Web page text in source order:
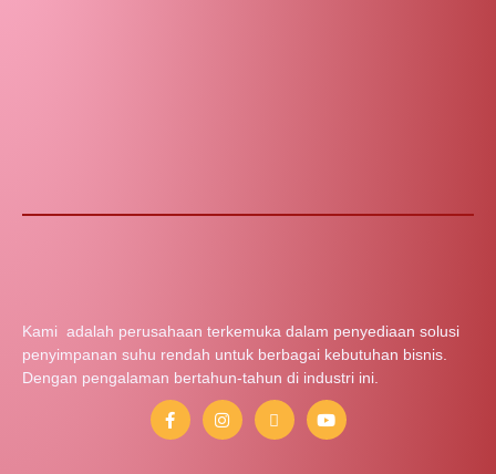
Kami adalah perusahaan terkemuka dalam penyediaan solusi
penyimpanan suhu rendah untuk berbagai kebutuhan bisnis.
Dengan pengalaman bertahun-tahun di industri ini.